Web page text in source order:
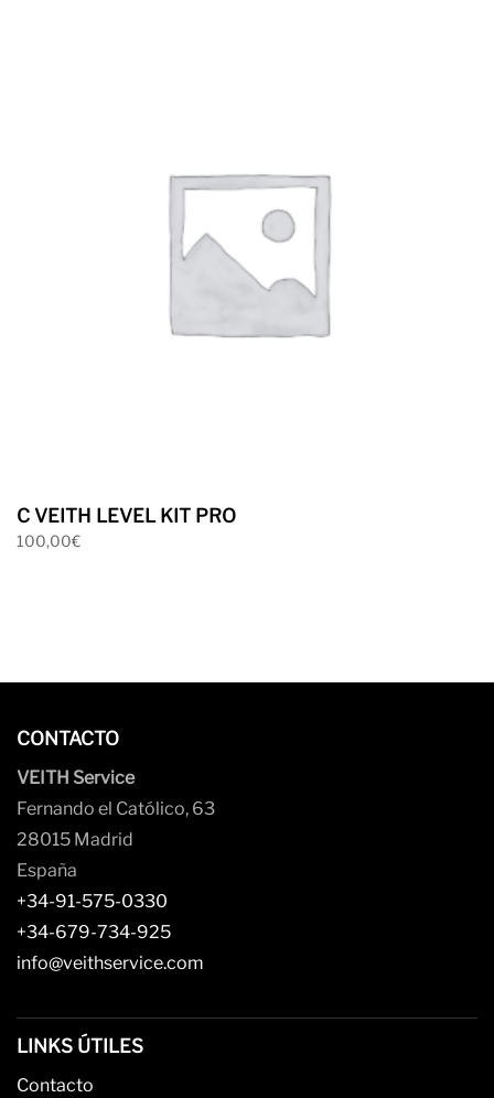
C VEITH LEVEL KIT PRO
100,00€
CONTACTO
VEITH Service
Fernando el Católico, 63
28015 Madrid
España
+34-91-575-0330
+34-679-734-925
info@veithservice.com
LINKS ÚTILES
Contacto